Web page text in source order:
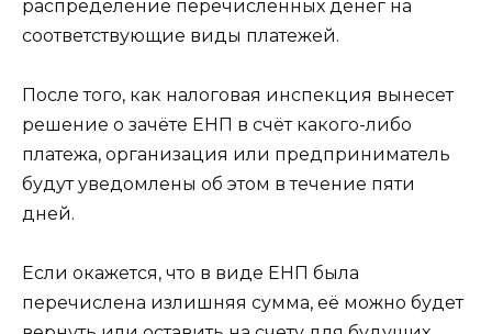
распределение перечисленных денег на
соответствующие виды платежей.
После того, как налоговая инспекция вынесет
решение о зачёте ЕНП в счёт какого-либо
платежа, организация или предприниматель
будут уведомлены об этом в течение пяти
дней.
Если окажется, что в виде ЕНП была
перечислена излишняя сумма, её можно будет